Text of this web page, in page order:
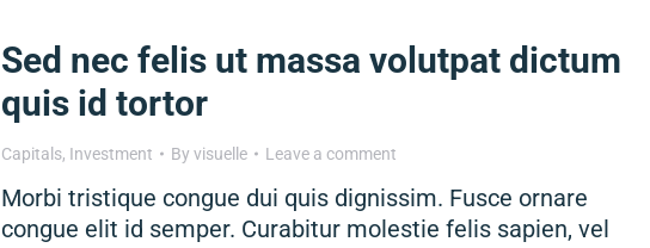
Sed nec felis ut massa volutpat dictum
quis id tortor
Capitals, Investment By visuelle Leave a comment
Morbi tristique congue dui quis dignissim. Fusce ornare
congue elit id semper. Curabitur molestie felis sapien, vel